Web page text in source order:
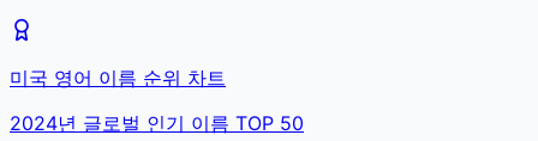
미국 영어 이름 순위 차트
2024년 글로벌 인기 이름 TOP 50